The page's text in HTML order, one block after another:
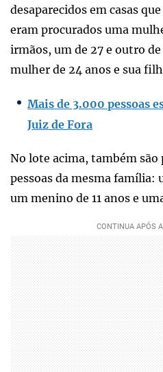
desaparecidos em casas
eram procurados uma
irmãos, um de 27 e outro
mulher de 24 anos e sua
Mais de 3.000 pessoas
Juiz de Fora
No lote acima, também
pessoas da mesma família:
um menino de 11 anos e